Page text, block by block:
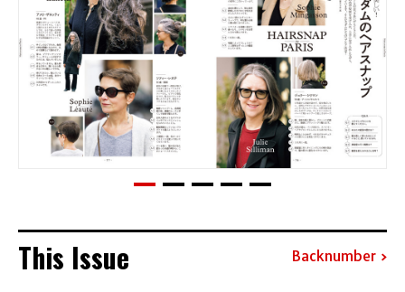
This Issue Backnumber